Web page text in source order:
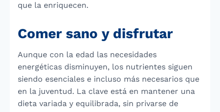
que la enriquecen.
Comer sano y disfrutar
Aunque con la edad las necesidades
energéticas disminuyen, los nutrientes siguen
siendo esenciales e incluso más necesarios que
en la juventud. La clave está en mantener una
dieta variada y equilibrada, sin privarse de